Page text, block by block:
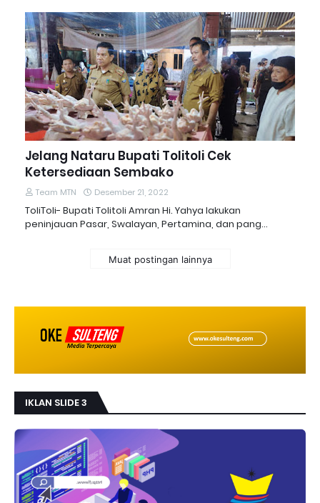
Jelang Nataru Bupati Tolitoli Cek
Ketersediaan Sembako
Team MTN Desember 21, 2022
ToliToli- Bupati Tolitoli Amran Hi. Yahya lakukan
peninjauan Pasar, Swalayan, Pertamina, dan pang…
Muat postingan lainnya
IKLAN SLIDE 3